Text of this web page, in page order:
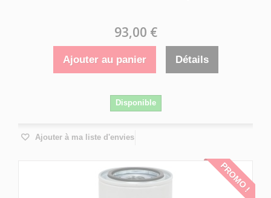
93,00 €
Ajouter au panier Détails
Disponible
Ajouter à ma liste d'envies
PROMO !